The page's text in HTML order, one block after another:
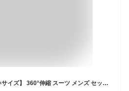
【人気色 再入荷】【大きいサイズ】 360°伸縮 スーツ メンズ セットアップ カジュアルスーツ ビッグサイズ チェック 無地 ハイストレッチ 上下ウォッシャブル 洗える ビジネス 春 秋 冬